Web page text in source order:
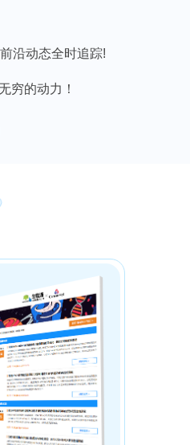
皮细胞和周细胞形成可
人源相关的COPD体外
患者肺组织（经荷兰莱
铣削聚甲基丙烯酸甲酯
平台；利用纤维蛋白-
度实现双向灌注培养；采
记THP-1单核细胞进行
烟烟雾暴露系统
沿动态全时追踪!
穷的动力！